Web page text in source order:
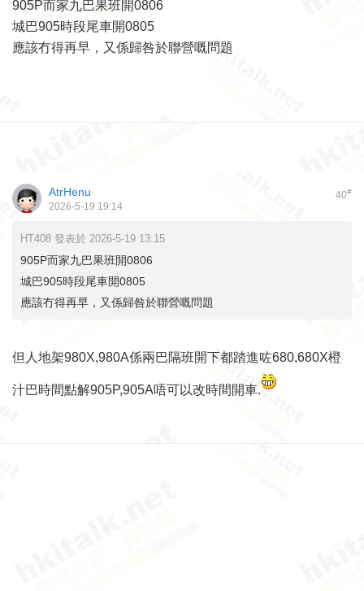
905P而家九巴果班開0806
城巴905時段尾車開0805
應該冇得再早，又係歸咎於聯營嘅問題
40#
AtrHenu
2026-5-19 19:14
HT408 發表於 2026-5-19 13:15
905P而家九巴果班開0806
城巴905時段尾車開0805
應該冇得再早，又係歸咎於聯營嘅問題
但人地架980X,980A係兩巴隔班開下都踏進咗680,680X橙
汁巴時間點解905P,905A唔可以改時間開車.